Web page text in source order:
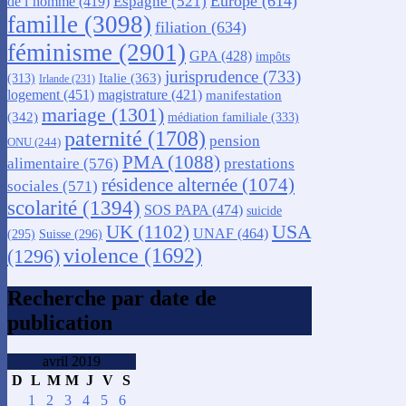
famille (3098) filiation (634)
féminisme (2901) GPA (428) impôts
(313) Irlande (231) Italie (363) jurisprudence (733)
logement (451) magistrature (421) manifestation
(342) mariage (1301) médiation familiale (333)
ONU (244) paternité (1708) pension
alimentaire (576) PMA(1088) prestations
sociales (571) résidence alternée (1074)
scolarité (1394) SOS PAPA(474) suicide
(295) Suisse (296) UK (1102) UNAF (464) USA
(1296)violence (1692)
Recherche par date de
publication
avril 2019
D L M M J V S
1
2 3 4 5
6